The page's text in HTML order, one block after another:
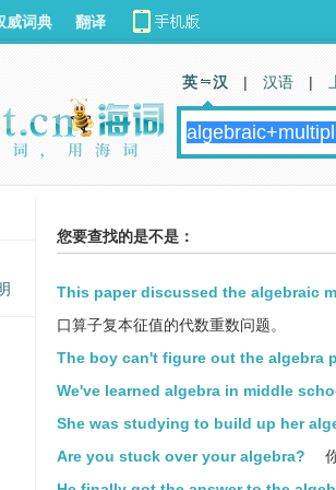
您要查找的是不是：
This paper discussed the algebraic
口算子复本征值的代数重数问题。
The boy can't figure out the algebra
We've learned algebra in middle
She was studying to build up her
Are you stuck over your algebra?
威词典 翻译
英 汉 | 汉语 |